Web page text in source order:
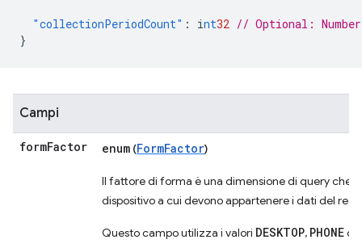
"collectionPeriodCount" : int32 // Optional:
}
Campi
formFactor enum (FormFactor)
Il fattore di forma è una dimensione di query che
dispositivo a cui devono appartenere i dati del
Questo campo utilizza i valori DESKTOP, PHONEo